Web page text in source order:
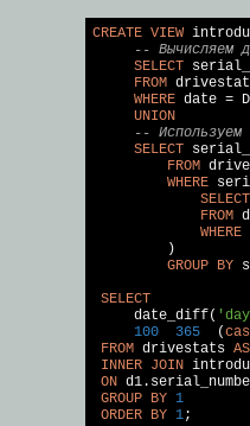
CREATE VIEW
-- Вычисляем
SELECT
FROM
WHERE date =
UNION
-- Используем
SELECT
FROM
WHERE
SELECT
FROM
WHERE
)
GROUP BY
SELECT
date_diff(
100
365
  (
FROM drivestats AS
INNER JOIN
ON
GROUP BY 1
ORDER BY 1;